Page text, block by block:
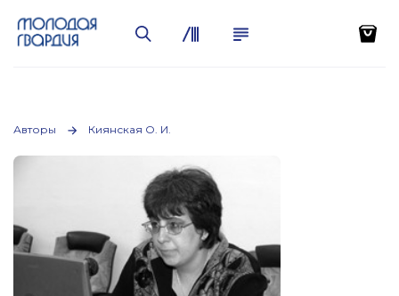
Авторы Киянская О. И.